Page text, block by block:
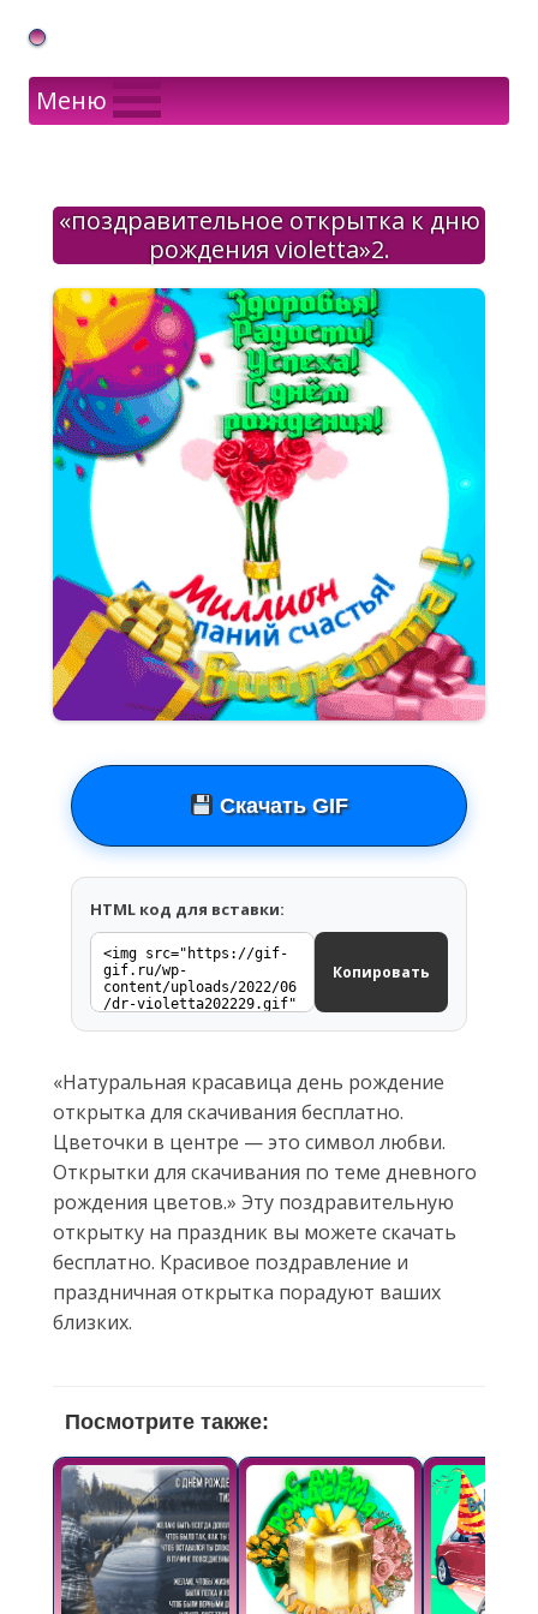
Gif Открытки в подарок
Меню
«поздравительное открытка к дню
рождения violetta»2.
Скачать GIF
HTML код для вставки:
Копировать
«Натуральная красавица день рождение
открытка для скачивания бесплатно.
Цветочки в центре — это символ любви.
Открытки для скачивания по теме дневного
рождения цветов.» Эту поздравительную
открытку на праздник вы можете скачать
бесплатно. Красивое поздравление и
праздничная открытка порадуют ваших
близких.
Посмотрите также: